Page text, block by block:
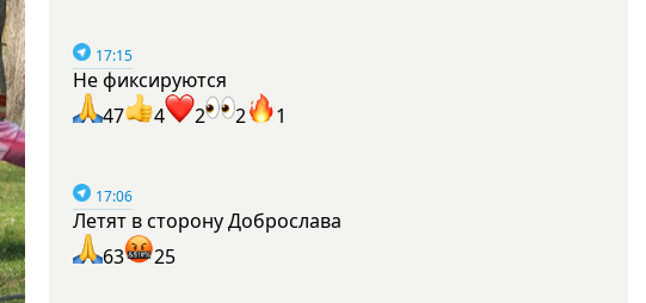
17:15
Не фиксируются
47
4 2 2 1
17:06
Летят в сторону Доброслава
63
25